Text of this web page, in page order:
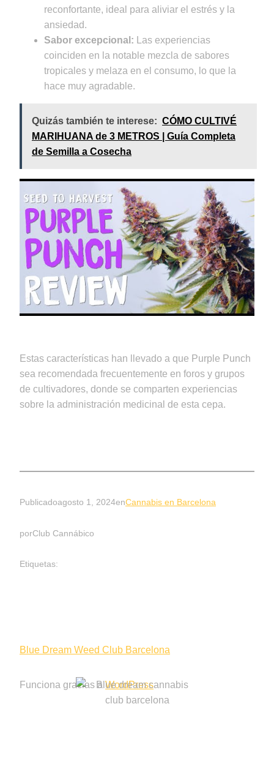
reconfortante, ideal para aliviar el estrés y la
ansiedad.
Sabor excepcional: Las experiencias
coinciden en la notable mezcla de sabores
tropicales y melaza en el consumo, lo que la
hace muy agradable.
Quizás también te interese: CÓMO CULTIVÉ
MARIHUANA de 3 METROS | Guía Completa
de Semilla a Cosecha
Estas características han llevado a que Purple Punch
sea recomendada frecuentemente en foros y grupos
de cultivadores, donde se comparten experiencias
sobre la administración medicinal de esta cepa.
Publicadoagosto 1, 2024enCannabis en Barcelona
porClub Cannábico
Etiquetas:
Blue Dream Weed Club Barcelona
Funciona gracias a WordPress